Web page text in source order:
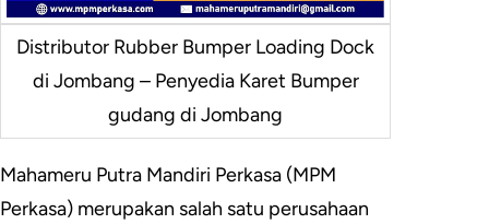
Distributor Rubber Bumper Loading Dock
di Jombang – Penyedia Karet Bumper
gudang di Jombang
Mahameru Putra Mandiri Perkasa (MPM
Perkasa) merupakan salah satu perusahaan